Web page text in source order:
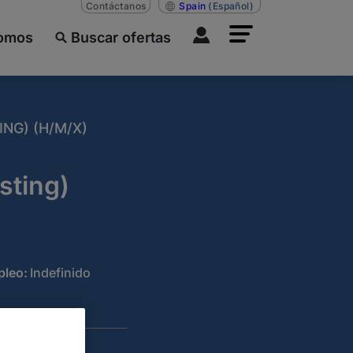
Buscar ofertas
Contáctanos Spain (Español)
(H/M/X)
Indefinido